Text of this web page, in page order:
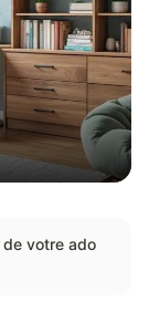
votre ado